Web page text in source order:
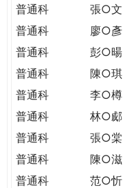
普通科
張○文
普通科
廖○彥
普通科
彭○暘
普通科
陳○琪
普通科
李○樽
普通科
林○郕
普通科
張○棠
普通科
陳○滋
普通科
范○忻